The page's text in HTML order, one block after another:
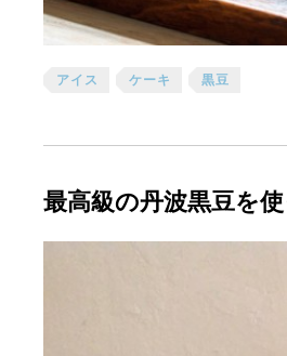
アイス ケーキ 黒豆
最高級の丹波黒豆を